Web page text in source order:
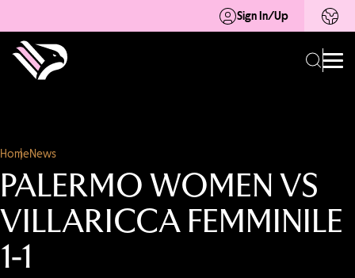
Sign In/Up
HomeNews
PALERMO WOMEN VS
VILLARICCA FEMMINILE
1-1